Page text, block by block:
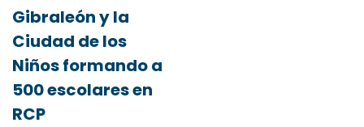
Gibraleón y la
Ciudad de los
Niños formando a
500 escolares en
RCP